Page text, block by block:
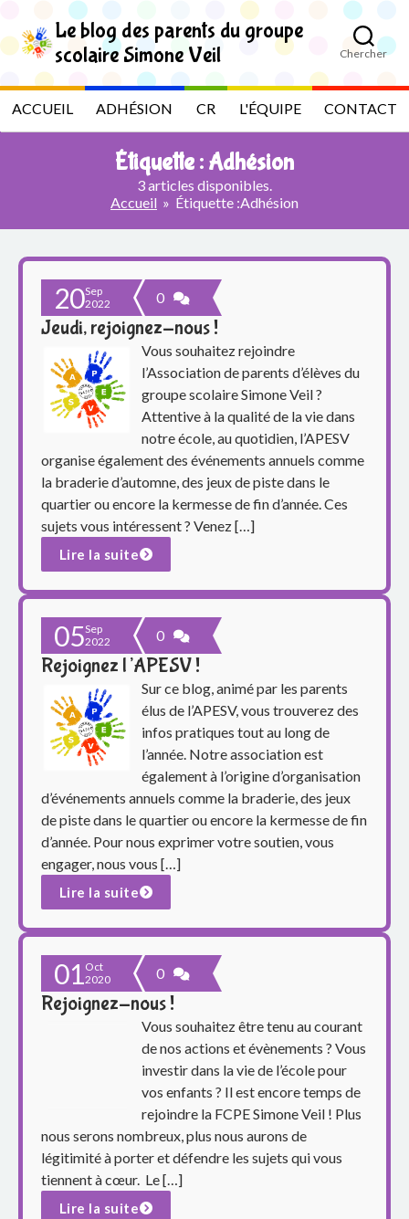
i
p
o
h
e
L
e
o
g
t
e
Le blog des parents du groupe
scolaire Simone Veil
Chercher
ACCUEIL ADHÉSION CR L'ÉQUIPE CONTACT
Étiquette : Adhésion
3 articles disponibles.
Accueil » Étiquette :Adhésion
20Sep
2022
0
Jeudi, rejoignez-nous !
Vous souhaitez rejoindre
l’Association de parents d’élèves du
groupe scolaire Simone Veil ?
Attentive à la qualité de la vie dans
notre école, au quotidien, l’APESV
organise également des événements annuels comme
la braderie d’automne, des jeux de piste dans le
quartier ou encore la kermesse de fin d’année. Ces
sujets vous intéressent ? Venez […]
Lire la suite
05Sep
2022
0
Rejoignez l’APESV !
Sur ce blog, animé par les parents
élus de l’APESV, vous trouverez des
infos pratiques tout au long de
l’année. Notre association est
également à l’origine d’organisation
d’événements annuels comme la braderie, des jeux
de piste dans le quartier ou encore la kermesse de fin
d’année. Pour nous exprimer votre soutien, vous
engager, nous vous […]
Lire la suite
01 Oct
2020
0
Rejoignez-nous !
Vous souhaitez être tenu au courant
de nos actions et évènements ? Vous
investir dans la vie de l’école pour
vos enfants ? Il est encore temps de
rejoindre la FCPE Simone Veil ! Plus
nous serons nombreux, plus nous aurons de
légitimité à porter et défendre les sujets qui vous
tiennent à cœur. Le […]
Lire la suite